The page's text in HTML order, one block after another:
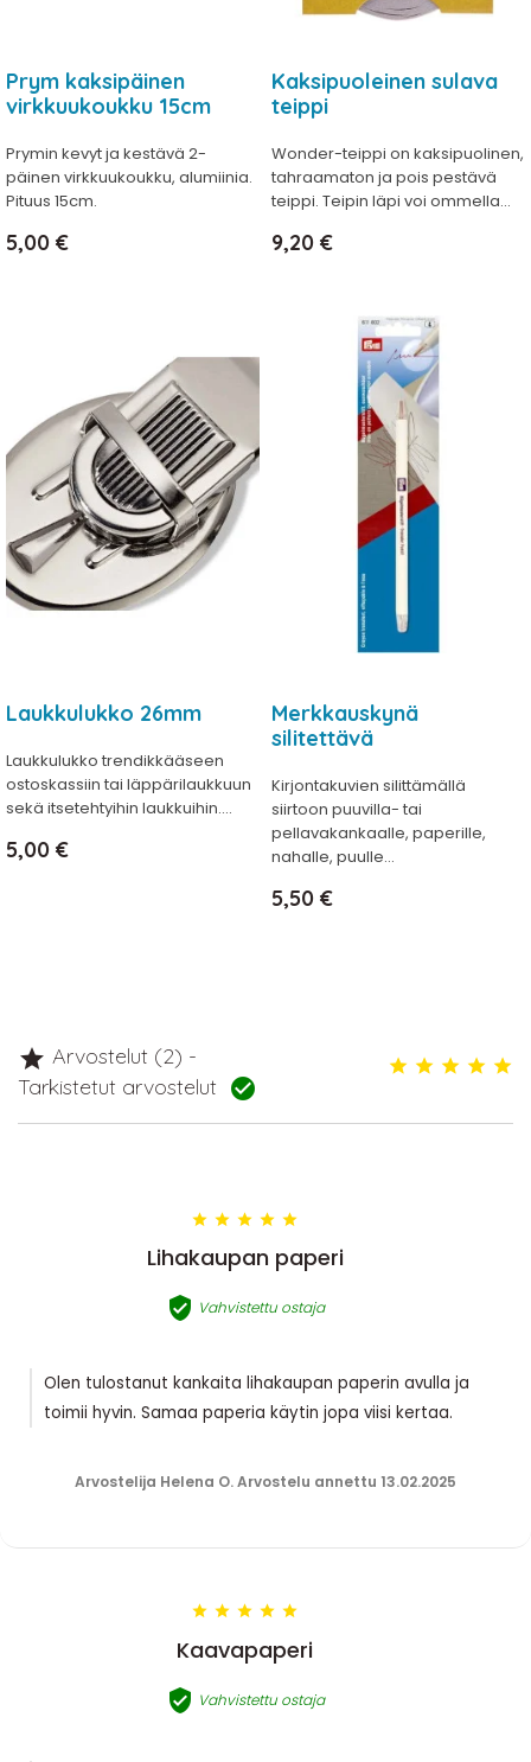
Prym kaksipäinen
virkkuukoukku 15cm
Prymin kevyt ja kestävä 2-
päinen virkkuukoukku, alumiinia.
Pituus 15cm.
Hinta
5,00 €
Kaksipuoleinen sulava
teippi
Wonder-teippi on kaksipuolinen,
tahraamaton ja pois pestävä
teippi. Teipin läpi voi ommella...
Hinta
9,20 €
Laukkulukko 26mm
Laukkulukko trendikkääseen
ostoskassiin tai läppärilaukkuun
sekä itsetehtyihin laukkuihin....
Hinta
5,00 €
Merkkauskynä
silitettävä
Kirjontakuvien silittämällä
siirtoon puuvilla- tai
pellavakankaalle, paperille,
nahalle, puulle...
Hinta
5,50 €
 Arvostelut (2) -
Tarkistetut arvostelut 
    
Lihakaupan paperi
 Vahvistettu ostaja
Olen tulostanut kankaita lihakaupan paperin avulla ja
toimii hyvin. Samaa paperia käytin jopa viisi kertaa.
Arvostelija Helena O. Arvostelu annettu 13.02.2025
    
Kaavapaperi
 Vahvistettu ostaja